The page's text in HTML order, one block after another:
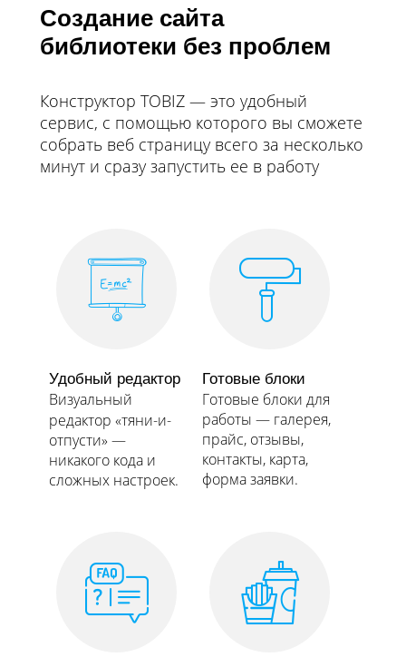
Создание сайта
библиотеки без проблем
Конструктор TOBIZ — это удобный
сервис, с помощью которого вы сможете
собрать веб страницу всего за несколько
минут и сразу запустить ее в работу
Удобный редактор
Визуальный
редактор «тяни-и-
отпусти» —
никакого кода и
сложных настроек.​​​​​​​
Готовые блоки
Готовые блоки для
работы — галерея,
прайс, отзывы,
контакты, карта,
форма заявки.​​​​​​​